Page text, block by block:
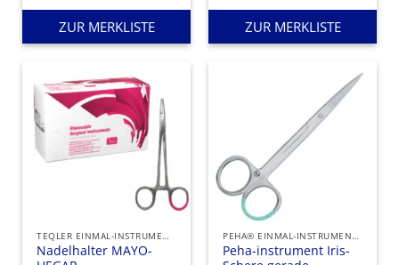
ZUR MERKLISTE
bis
59,98 €
ZUR MERKLISTE
TEQLER EINMAL-INSTRUMENTE
Nadelhalter MAYO-
PEHA® EINMAL-INSTRUMENTE
Peha-instrument Iris-